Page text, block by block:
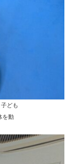
ども
を動